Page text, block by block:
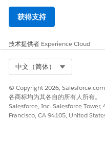
高 (7.0–8.9)。
风险影响注意事项
与保单数量和数据敏感度相关
高风险
高用量对象（例如，具有同意
批量作业的复杂自动化，无需
获得支持
技术提供者 Experience Cloud
中文（简体）
© Copyright 2026,
各商标均为其各自的所有人所有。
Salesforce, Inc. Salesforce
Francisco, CA 94105, United